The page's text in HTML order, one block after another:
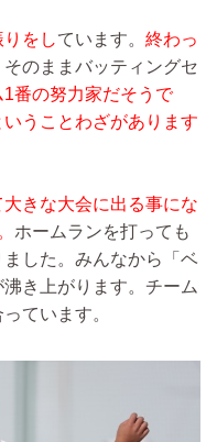
をしています。 終わっ
のままバッティングセ
1番の努力家だそうで
うことわざがあります
きな大会に出る事にな
ホームランを打っても
した。みんなから「ベ
き上がります。チーム
ています。